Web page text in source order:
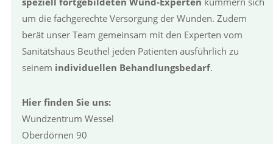
um die fachgerechte Versorgung der Wunden. Zudem
berät unser Team gemeinsam mit den Experten vom
Sanitätshaus Beuthel jeden Patienten ausführlich zu
seinem individuellen Behandlungsbedarf.
Hier finden Sie uns:
Wundzentrum Wessel
Oberdörnen 90